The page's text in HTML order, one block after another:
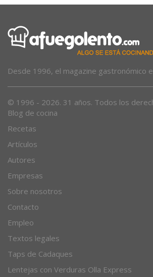
Desde 1996, el magazine gastronómico
© 1996 - 2026. 31 años. Todos los
Blog de cocina
Recetas
Artículos
Autores
Empresas
Sobre nosotros
Contacto
Empleo
Textos legales
Taps de Cadaques
Lentejas con Verduras Olla Express